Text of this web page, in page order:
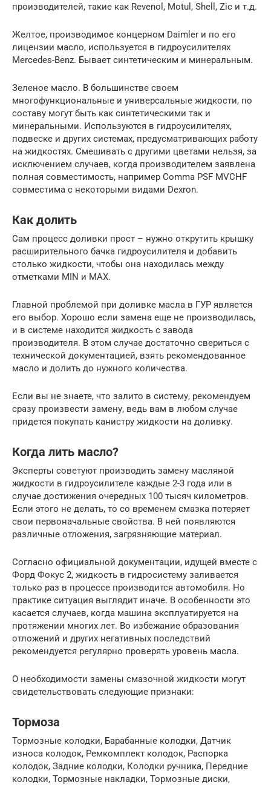
производителей, такие как Revenol, Motul, Shell, Zic и т.д.
Желтое, производимое концерном Daimler и по его
лицензии масло, используется в гидроусилителях
Mercedes-Benz. Бывает синтетическим и минеральным.
Зеленое масло. В большинстве своем
многофункциональные и универсальные жидкости, по
составу могут быть как синтетическими так и
минеральными. Используются в гидроусилителях,
подвеске и других системах, предусматривающих работу
на жидкостях. Смешивать с другими цветами нельзя, за
исключением случаев, когда производителем заявлена
полная совместимость, например Comma PSF MVCHF
совместима с некоторыми видами Dexron.
Как долить
Сам процесс доливки прост – нужно открутить крышку
расширительного бачка гидроусилителя и добавить
столько жидкости, чтобы она находилась между
отметками MIN и MAX.
Главной проблемой при доливке масла в ГУР является
его выбор. Хорошо если замена еще не производилась,
и в системе находится жидкость с завода
производителя. В этом случае достаточно свериться с
технической документацией, взять рекомендованное
масло и долить до нужного количества.
Если вы не знаете, что залито в систему, рекомендуем
сразу произвести замену, ведь вам в любом случае
придется покупать канистру жидкости на доливку.
Когда лить масло?
Эксперты советуют производить замену масляной
жидкости в гидроусилителе каждые 2-3 года или в
случае достижения очередных 100 тысяч километров.
Если этого не делать, то со временем смазка потеряет
свои первоначальные свойства. В ней появляются
различные отложения, загрязняющие материал.
Согласно официальной документации, идущей вместе с
Форд Фокус 2, жидкость в гидросистему заливается
только раз в процессе производится автомобиля. Но
практике ситуация выглядит иначе. В особенности это
касается случаев, когда машина эксплуатируется на
протяжении многих лет. Во избежание образования
отложений и других негативных последствий
рекомендуется регулярно проверять уровень масла.
О необходимости замены смазочной жидкости могут
свидетельствовать следующие признаки:
Тормоза
Тормозные колодки, Барабанные колодки, Датчик
износа колодок, Ремкомплект колодок, Распорка
колодок, Задние колодки, Колодки ручника, Передние
колодки, Тормозные накладки, Тормозные диски,